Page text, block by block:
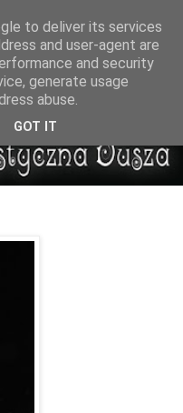
to deliver its services
and user-agent are
and security
generate usage
abuse.
GOT IT